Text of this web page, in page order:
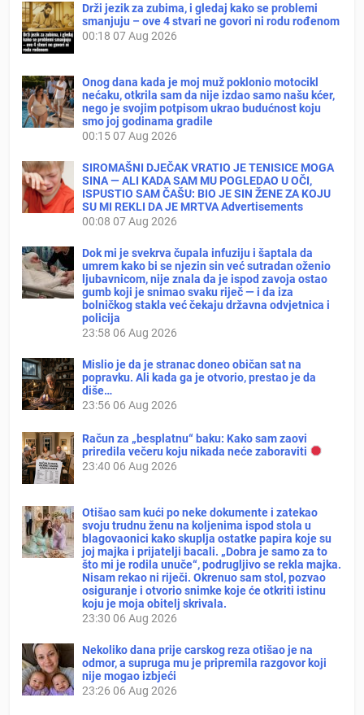
Drži jezik za zubima, i gledaj kako se problemi
smanjuju – ove 4 stvari ne govori ni rodu rođenom
00:18 07 Aug 2026
Onog dana kada je moj muž poklonio motocikl
nećaku, otkrila sam da nije izdao samo našu kćer,
nego je svojim potpisom ukrao budućnost koju
smo joj godinama gradile
00:1507 Aug 2026
SIROMAŠNI DJEČAK VRATIO JE TENISICE MOGA
SINA — ALI KADA SAM MU POGLEDAO U OČI,
ISPUSTIO SAM ČAŠU: BIO JE SIN ŽENE ZA KOJU
SU MI REKLI DA JE MRTVA Advertisements
00:08 07 Aug 2026
Dok mi je svekrva čupala infuziju i šaptala da
umrem kako bi se njezin sin već sutradan oženio
ljubavnicom, nije znala da je ispod zavoja ostao
gumb koji je snimao svaku riječ — i da iza
bolničkog stakla već čekaju državna odvjetnica i
policija
23:58 06 Aug 2026
Mislio je da je stranac doneo običan sat na
popravku. Ali kada ga je otvorio, prestao je da
diše…
23:56 06 Aug 2026
Račun za „besplatnu“ baku: Kako sam zaovi
priredila večeru koju nikada neće zaboraviti
23:40 06 Aug 2026
Otišao sam kući po neke dokumente i zatekao
svoju trudnu ženu na koljenima ispod stola u
blagovaonici kako skuplja ostatke papira koje su
joj majka i prijatelji bacali. „Dobra je samo za to
što mi je rodila unuče“, podrugljivo se rekla majka.
Nisam rekao ni riječi. Okrenuo sam stol, pozvao
osiguranje i otvorio snimke koje će otkriti istinu
koju je moja obitelj skrivala.
23:30 06 Aug 2026
Nekoliko dana prije carskog reza otišao je na
odmor, a supruga mu je pripremila razgovor koji
nije mogao izbjeći
23:26 06 Aug 2026